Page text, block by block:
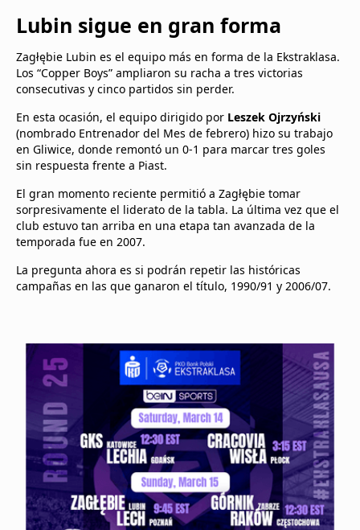
Lubin sigue en gran forma
Zagłębie Lubin es el equipo más en forma de la Ekstraklasa.
Los “Copper Boys” ampliaron su racha a tres victorias
consecutivas y cinco partidos sin perder.
En esta ocasión, el equipo dirigido por Leszek Ojrzyński
(nombrado Entrenador del Mes de febrero) hizo su trabajo
en Gliwice, donde remontó un 0-1 para marcar tres goles
sin respuesta frente a Piast.
El gran momento reciente permitió a Zagłębie tomar
sorpresivamente el liderato de la tabla. La última vez que el
club estuvo tan arriba en una etapa tan avanzada de la
temporada fue en 2007.
La pregunta ahora es si podrán repetir las históricas
campañas en las que ganaron el título, 1990/91 y 2006/07.